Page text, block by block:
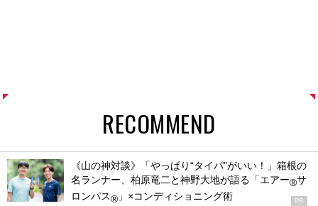
RECOMMEND
《山の神対談》「やっぱり“タイパ”がいい！」箱根の
名ランナー、柏原竜二と神野大地が語る「エアー®サ
ロンパス® 」×コンディショニング術 PR